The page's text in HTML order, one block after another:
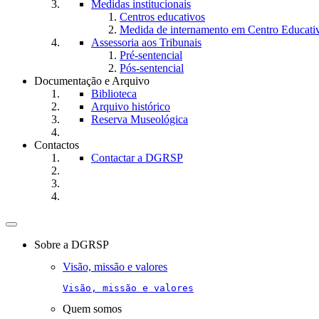
Medidas institucionais
Centros educativos
Medida de internamento em Centro
Assessoria aos Tribunais
Pré-sentencial
Pós-sentencial
Documentação e Arquivo
Biblioteca
Arquivo histórico
Reserva Museológica
Contactos
Contactar a DGRSP
Toggle
navigationSobre a DGRSP
Visão, missão e valores
Visão, missão e valores
Quem somos